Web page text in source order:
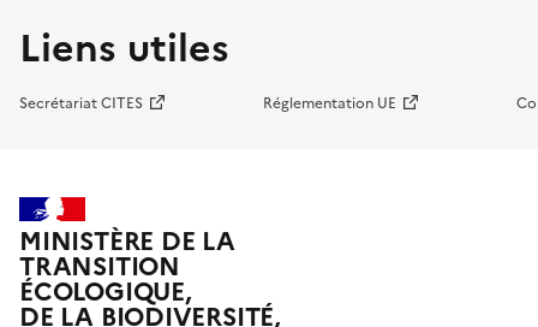
Liens utiles
Secrétariat CITES Réglementation UE
MINISTÈRE DE LA
TRANSITION
ÉCOLOGIQUE,
DE LA BIODIVERSITÉ,